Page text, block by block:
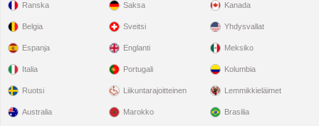
Ranska
Belgia
Espanja
Italia
Ruotsi
Saksa
Sveitsi
Englanti
Portugali
Liikuntarajoitteinen
Kanada
Yhdysvallat
Meksiko
Kolumbia
Lemmikkieläimet
Australia Marokko Brasilia